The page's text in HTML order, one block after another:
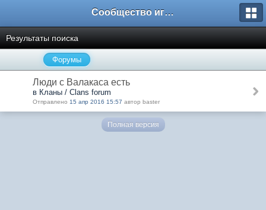
Сообщество игроков L2BesT.Org
Результаты поиска
Форумы
Люди с Валакаса есть
в Кланы / Clans forum
Отправлено 15 апр 2016 15:57 автор baster
Полная версия